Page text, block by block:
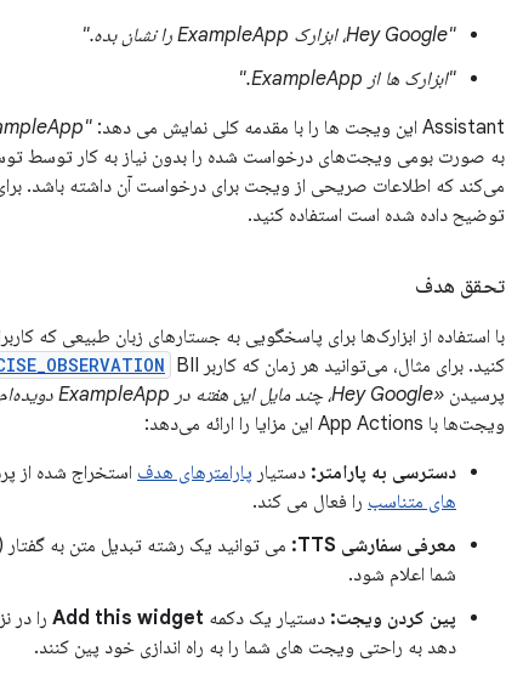
"Hey Google، ابزارک ExampleApp را نشان بده."
"ابزارک ها از ExampleApp."
Assistant این ویجت ها را با مقدمه کلی نمایش می دهد:
"ExampleApp می گوید، اینجا یک ویجت است."
به صورت بومی ویجت‌های درخواست شده را بدون نیاز به کار توسط
می‌کند که اطلاعات صریحی از ویجت برای درخواست آن داشته
توضیح داده شده است استفاده کنید.
تحقق هدف
با استفاده از ابزارک‌ها برای پاسخگویی به جستارهای زبان طبیعی که
کنید. برای مثال، می‌توانید هر زمان که کاربر
پرسیدن «Hey Google، چند مایل این هفته در ExampleApp دویده‌ام؟»
ویجت‌ها با App Actions این مزایا را ارائه می‌دهد:
دسترسی به پارامتر: دستیار پارامترهای هدف استخراج شده از
های متناسب را فعال می کند.
معرفی سفارشی TTS:
شما اعلام شود.
پین کردن ویجت: دستیار یک دکمه Add this widget را در
دهد به راحتی ویجت های شما را به راه اندازی خود پین کنند.